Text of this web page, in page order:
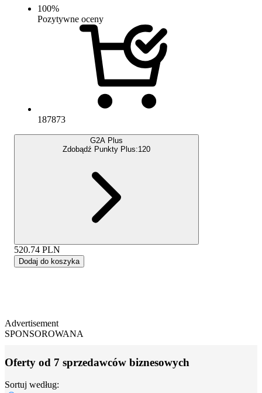
100%
Pozytywne oceny
187873
G2A Plus
Zdobądź Punkty Plus:120
520.74 PLN
Dodaj do koszyka
Advertisement
SPONSOROWANA
Oferty od 7 sprzedawców biznesowych
Sortuj według: